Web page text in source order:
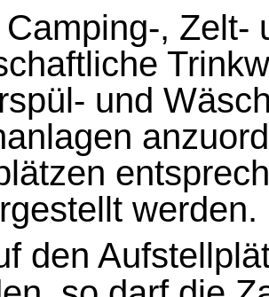
, Zelt-
und
werden.
den